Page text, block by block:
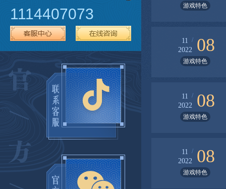
1114407073 游戏特色
11
2022
08
/
游戏特色
11
2022
08
/
游戏特色
11
2022
08
/
游戏特色